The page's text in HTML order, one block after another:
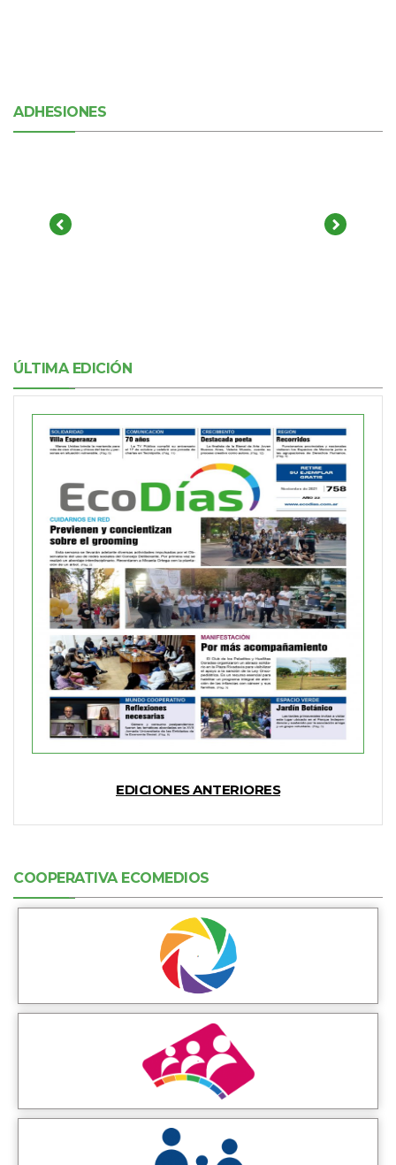
ADHESIONES
ÚLTIMA EDICIÓN
EDICIONES ANTERIORES
COOPERATIVA ECOMEDIOS